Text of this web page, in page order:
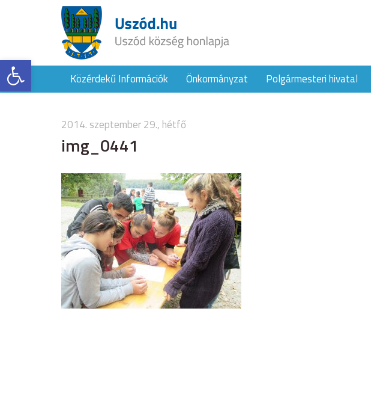
Eszköztár megnyitásaKözérdekű Információk Önkormányzat Polgármesteri hivatal
2014. szeptember 29., hétfő
img_0441